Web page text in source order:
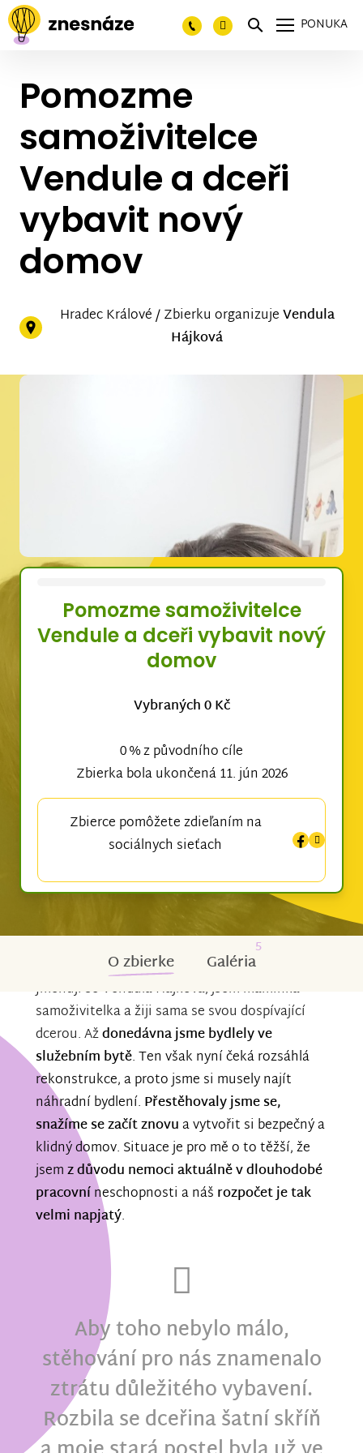
PONUKA
Pomozme
samoživitelce
Vendule a dceři
vybavit nový
domov
Hradec Králové / Zbierku organizujeVendula
Hájková
Pomozme samoživitelce
Vendule a dceři vybavit nový
domov
Vybraných 0 Kč
0 % z původního cíle
Zbierka bola ukončená 11. jún 2026
Zbierce pomôžete zdieľaním na
sociálnych sieťach
O zbierke Galéria
5
Jmenuji se Vendula Hájková, jsem maminka
samoživitelka a žiji sama se svou dospívající
dcerou. Aždonedávna jsme bydlely ve
služebním bytě. Ten však nyní čeká rozsáhlá
rekonstrukce, a proto jsme si musely najít
náhradní bydlení. Přestěhovaly jsme se,
snažíme se začít znovua vytvořit si bezpečný a
klidný domov. Situace je pro mě o to těžší, že
jsemz důvodu nemoci aktuálně v dlouhodobé
pracovníneschopnosti a náš rozpočet je tak
velmi napjatý.
Aby toho nebylo málo,
stěhování pro nás znamenalo
ztrátu důležitého vybavení.
Rozbila se dceřina šatní skříň